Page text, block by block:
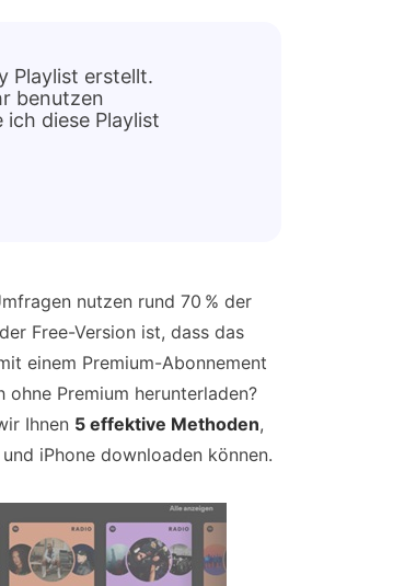
Playlist erstellt.
benutzen
diese Playlist
nutzen rund 70 % der
Free-Version ist, dass das
einem Premium-Abonnement
Premium herunterladen?
Ihnen 5 effektive Methoden,
iPhone downloaden können.